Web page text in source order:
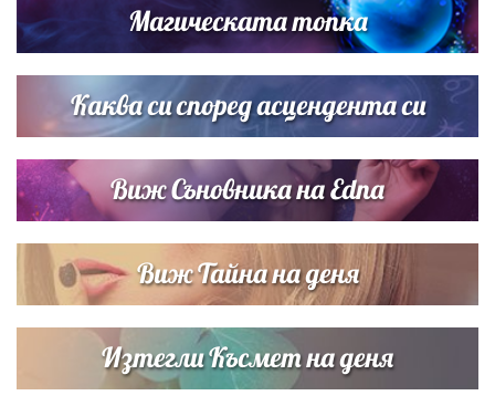
Дъщерята на Тодор Батков вдигна сватба, Стоичков и
Братя Аргирови я изненадаха с песен
Магическата топка
Каква си според асцендента си
Виж Съновника на Edna
Виж Тайна на деня
Изтегли Късмет на деня